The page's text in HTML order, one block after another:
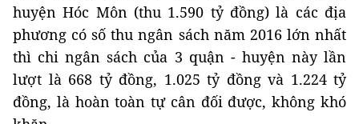
huyện Hóc Môn (thu 1.590 tỷ đồng) là các địa
phương có số thu ngân sách năm 2016 lớn nhất
thì chi ngân sách của 3 quận - huyện này lần
lượt là 668 tỷ đồng, 1.025 tỷ đồng và 1.224 tỷ
đồng, là hoàn toàn tự cân đối được, không khó